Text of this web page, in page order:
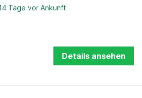
Tage vor Ankunft
Details ansehen